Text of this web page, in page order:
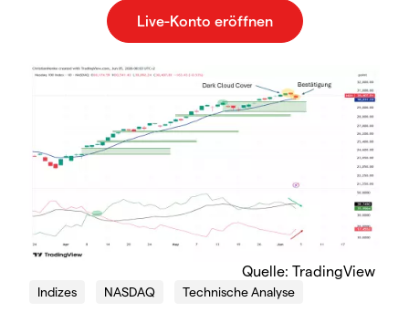
Quelle: TradingView
Indizes NASDAQ Technische Analyse